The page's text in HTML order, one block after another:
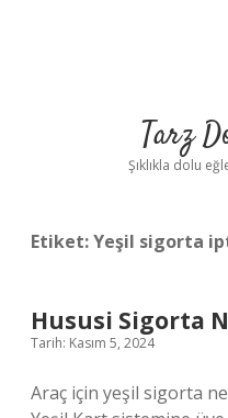
Tarz
Şıklıkla dolu
Etiket:Yeşil sigorta
Hususi Sigorta
Tarih: Kasım 5, 2024
Araç için yeşil sigorta